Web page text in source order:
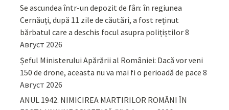
Se ascundea într-un depozit de fân: în regiunea
Cernăuți, după 11 zile de căutări, a fost reținut
bărbatul care a deschis focul asupra polițiștilor8
Август 2026
Șeful Ministerului Apărării al României: Dacă vor veni
150 de drone, aceasta nu va mai fi o perioadă de pace 8
Август 2026
ANUL 1942. NIMICIREA MARTIRILOR ROMÂNI ÎN